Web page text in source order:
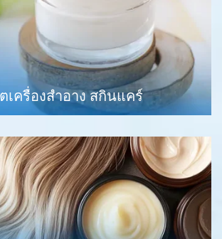
เครื่องสำอาง สกินแคร์